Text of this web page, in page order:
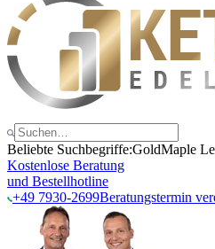
Beliebte Suchbegriffe:GoldMaple
Kostenlose Beratung
und Bestellhotline
+49 7930-2699Beratungstermin